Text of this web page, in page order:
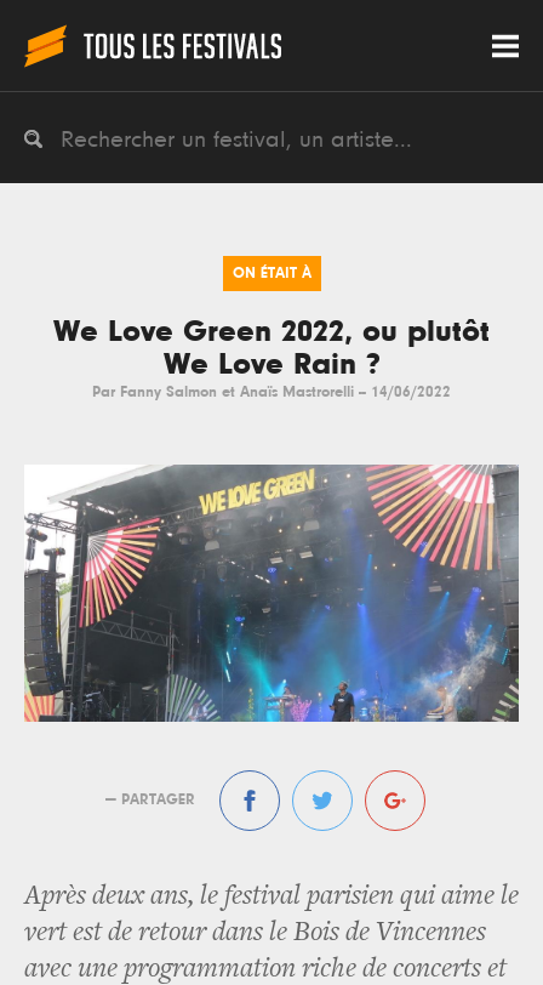
ON ÉTAIT À
We Love Green 2022, ou plutôt
We Love Rain ?
Par Fanny Salmon et Anaïs Mastrorelli -- 14/06/2022
— PARTAGER
Après deux ans, le festival parisien qui aime le
vert est de retour dans le Bois de Vincennes
avec une programmation riche de concerts et